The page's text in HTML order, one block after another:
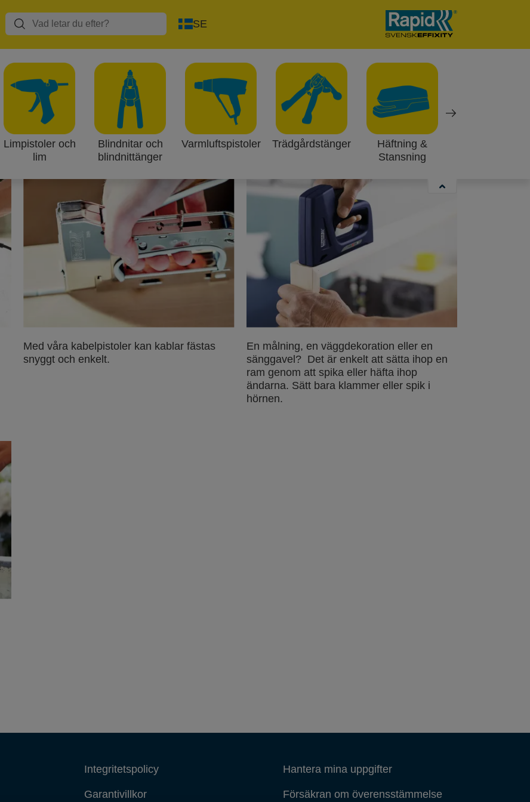
SE
Limpistoler och
lim
Blindnitar och
blindnittänger
Varmluftspistoler Trädgårdstänger
Häftning &
Stansning
med Rapid
Varför hänga upp saker på väggarna som du inte gillar? Genom att sätta fast ditt favorittyg
i precis de färger du vill ha.
och samlar damm… samla ihop dem i en presentationslåda.
känsla. Fäst dem i raka linjer så ser det mer ordnat ut.
Med våra kabelpistoler kan kablar fästas
snyggt och enkelt.
En målning, en väggdekoration eller en
sänggavel? Det är enkelt att sätta ihop en
ram genom att spika eller häfta ihop
ändarna. Sätt bara klammer eller spik i
hörnen.
Integritetspolicy
Garantivillkor
Hantera mina uppgifter
Försäkran om överensstämmelse